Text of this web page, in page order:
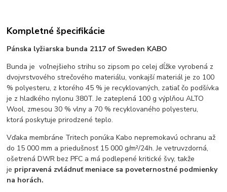
Kompletné špecifikácie
Pánska lyžiarska bunda 2117 of Sweden KABO
Bunda je voľnejšieho strihu so zipsom po celej dĺžke vyrobená z
dvojvrstvového strečového materiálu, vonkajší materiál je zo 100
% polyesteru, z ktorého 45 % je recyklovaných, zatiaľ čo podšívka
je z hladkého nylonu 380T. Je zateplená 100 g výplňou ALTO
Wool, zmesou 30 % vlny a 70 % recyklovaného polyesteru,
ktorá poskytuje prirodzené teplo.
Vďaka membráne Tritech ponúka Kabo nepremokavú ochranu až
do 15 000 mm a priedušnosť 15 000 g/m²/24h. Je vetruvzdorná,
ošetrená DWR bez PFC a má podlepené kritické švy, takže
je pripravená zvládnuť meniace sa poveternostné podmienky
na horách.